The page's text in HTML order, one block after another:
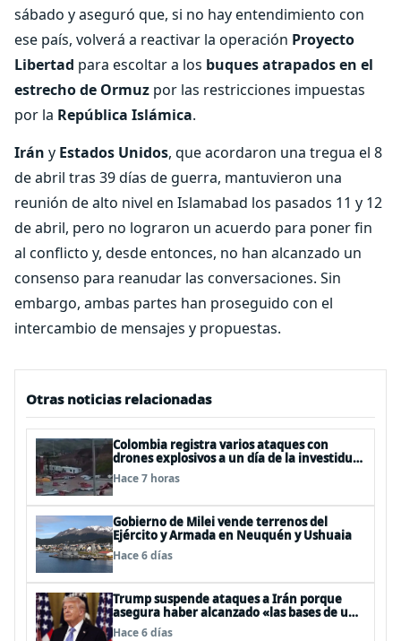
sábado y aseguró que, si no hay entendimiento con
ese país, volverá a reactivar la operación Proyecto
Libertad para escoltar a los buques atrapados en el
estrecho de Ormuz por las restricciones impuestas
por la República Islámica.
Irán y Estados Unidos, que acordaron una tregua el 8
de abril tras 39 días de guerra, mantuvieron una
reunión de alto nivel en Islamabad los pasados 11 y 12
de abril, pero no lograron un acuerdo para poner fin
al conflicto y, desde entonces, no han alcanzado un
consenso para reanudar las conversaciones. Sin
embargo, ambas partes han proseguido con el
intercambio de mensajes y propuestas.
Otras noticias relacionadas
Colombia registra varios ataques con
drones explosivos a un día de la investidura
de De la Espriella: un policía muerto
Hace 7 horas
Gobierno de Milei vende terrenos del
Ejército y Armada en Neuquén y Ushuaia
Hace 6 días
Trump suspende ataques a Irán porque
asegura haber alcanzado «las bases de un
acuerdo»
Hace 6 días